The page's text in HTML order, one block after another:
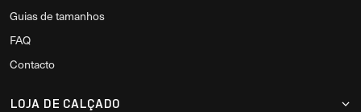
Guias de tamanhos
FAQ
Contacto
LOJA DE CALÇADO